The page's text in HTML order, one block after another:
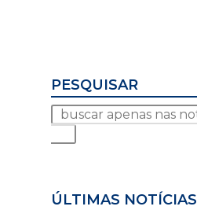
PESQUISAR
ÚLTIMAS NOTÍCIAS